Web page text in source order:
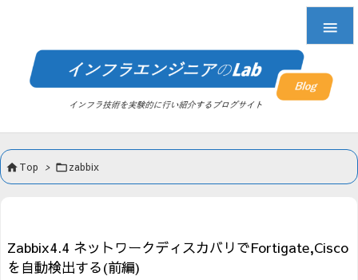

Top > zabbix
Zabbix4.4 ネットワークディスカバリでFortigate,Cisco
を自動検出する(前編)